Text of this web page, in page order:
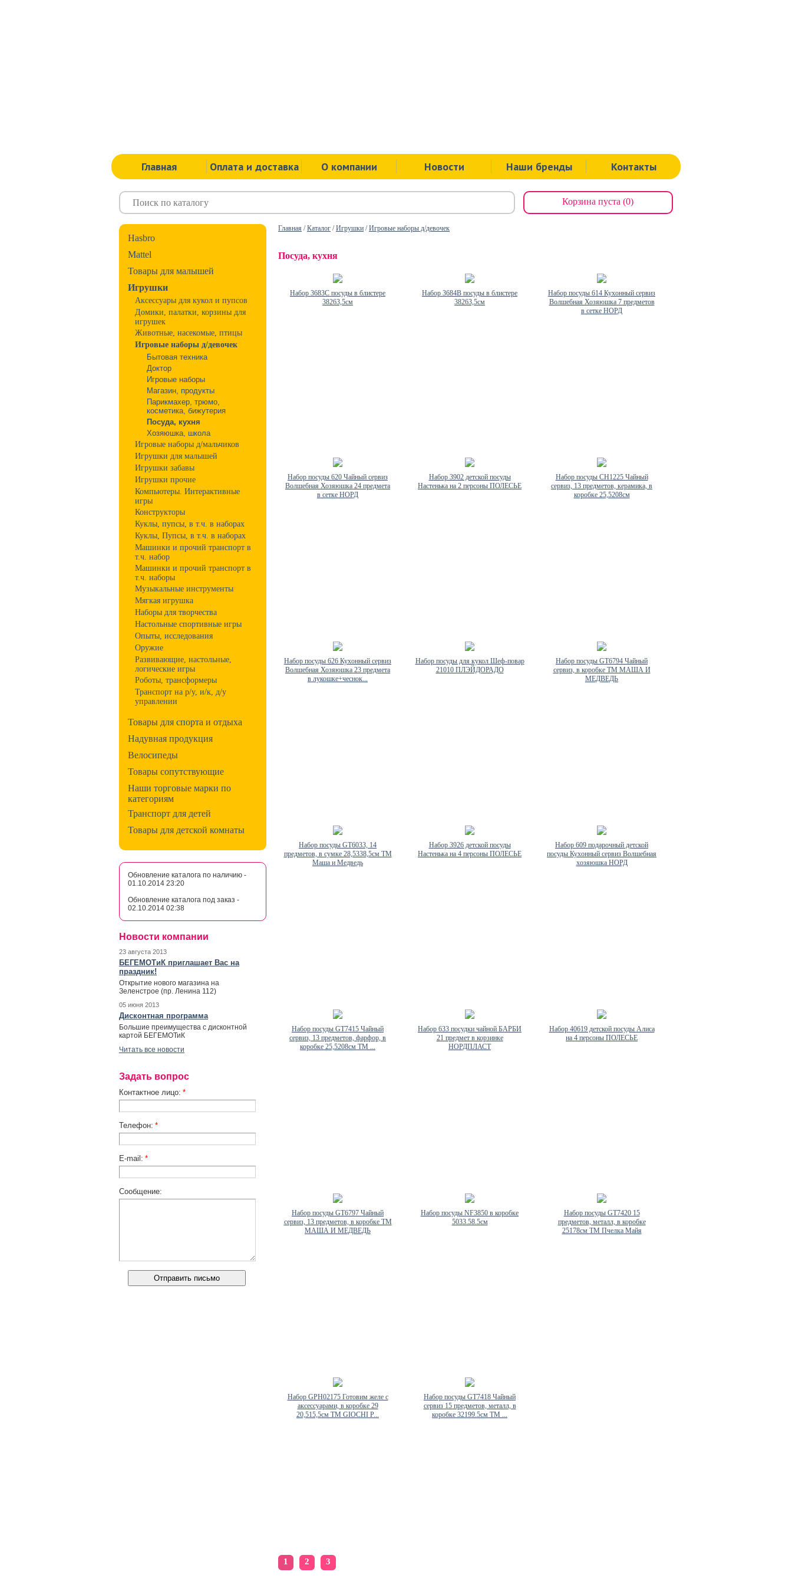
Главная Оплата и доставка О компании Новости Наши бренды Контакты
Корзина пуста (0)
Hasbro
Mattel
Товары для малышей
Игрушки
Аксессуары для кукол и пупсов
Домики, палатки, корзины для
игрушек
Животные, насекомые, птицы
Игровые наборы д/девочек
Бытовая техника
Доктор
Игровые наборы
Магазин, продукты
Парикмахер, трюмо,
косметика, бижутерия
Посуда, кухня
Хозяюшка, школа
Игровые наборы д/мальчиков
Игрушки для малышей
Игрушки забавы
Игрушки прочие
Компьютеры. Интерактивные
игры
Конструкторы
Куклы, пупсы, в т.ч. в наборах
Куклы, Пупсы, в т.ч. в наборах
Машинки и прочий транспорт в
т.ч. набор
Машинки и прочий транспорт в
т.ч. наборы
Музыкальные инструменты
Мягкая игрушка
Наборы для творчества
Настольные спортивные игры
Опыты, исследования
Оружие
Развивающие, настольные,
логические игры
Роботы, трансформеры
Транспорт на р/у, и/к, д/у
управлении
Товары для спорта и отдыха
Надувная продукция
Велосипеды
Товары сопутствующие
Наши торговые марки по
категориям
Транспорт для детей
Товары для детской комнаты
Обновление каталога по наличию -
01.10.2014 23:20
Обновление каталога под заказ -
02.10.2014 02:38
Новости компании
23 августа 2013
БЕГЕМОТиК приглашает Вас на
праздник!
Открытие нового магазина на
Зеленстрое (пр. Ленина 112)
05 июня 2013
Дисконтная программа
Большие преимущества с дисконтной
картой БЕГЕМОТиК
Читать все новости
Задать вопрос
Контактное лицо: *
Телефон: *
E-mail: *
Сообщение:
Главная /Каталог /Игрушки /Игровые наборы д/девочек
Посуда, кухня
Набор 3683C посуды в блистере
38263,5см
Набор 3684B посуды в блистере
38263,5см
Набор посуды 614 Кухонный сервиз
Волшебная Хозяюшка 7 предметов
в сетке НОРД
Набор посуды 620 Чайный сервиз
Волшебная Хозяюшка 24 предмета
в сетке НОРД
Набор 3902 детской посуды
Настенька на 2 персоны ПОЛЕСЬЕ
Набор посуды CH1225 Чайный
сервиз, 13 предметов, керамика, в
коробке 25,5208см
Набор посуды 626 Кухонный сервиз
Волшебная Хозяюшка 23 предмета
в лукошке+чеснок...
Набор посуды для кукол Шеф-повар
21010 ПЛЭЙДОРАДО
Набор посуды GT6794 Чайный
сервиз, в коробке ТМ МАША И
МЕДВЕДЬ
Набор посуды GT6033, 14
предметов, в сумке 28,5338,5см ТМ
Маша и Медведь
Набор 3926 детской посуды
Настенька на 4 персоны ПОЛЕСЬЕ
Набор 609 подарочный детской
посуды Кухонный сервиз Волшебная
хозяюшка НОРД
Набор посуды GT7415 Чайный
сервиз, 13 предметов, фарфор, в
коробке 25,5208см ТМ ...
Набор 633 посудки чайной БАРБИ
21 предмет в корзинке
НОРДПЛАСТ
Набор 40619 детской посуды Алиса
на 4 персоны ПОЛЕСЬЕ
Набор посуды GT6797 Чайный
сервиз, 13 предметов, в коробке ТМ
МАША И МЕДВЕДЬ
Набор посуды NF3850 в коробке
5033.58.5см
Набор посуды GT7420 15
предметов, металл, в коробке
25178см ТМ Пчелка Майя
Набор GPH02175 Готовим желе с
аксессуарами, в коробке 29
20,515,5см ТМ GIOCHI P...
Набор посуды GT7418 Чайный
сервиз 15 предметов, металл, в
коробке 32199.5см ТМ ...
1 2 3